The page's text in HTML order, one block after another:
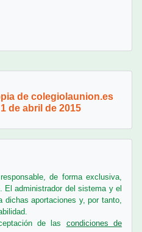
de colegiolaunion.es
de abril de 2015
de forma exclusiva,
El administrador del sistema y el
dichas aportaciones y, por tanto,
de las condiciones de